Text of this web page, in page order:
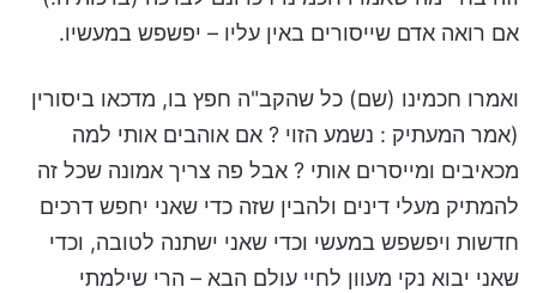
אם רואה אדם שייסורים באין עליו – יפשפש במעשיו.
ואמרו חכמינו (שם) כל שהקב"ה חפץ בו, מדכאו ביסורין
(אמר המעתיק : נשמע הזוי ? אם אוהבים אותי למה
מכאיבים ומייסרים אותי ? אבל פה צריך אמונה שכל זה
להמתיק מעלי דינים ולהבין שזה כדי שאני יחפש דרכים
חדשות ויפשפש במעשי וכדי שאני ישתנה לטובה, וכדי
שאני יבוא נקי מעוון לחיי עולם הבא – הרי שילמתי